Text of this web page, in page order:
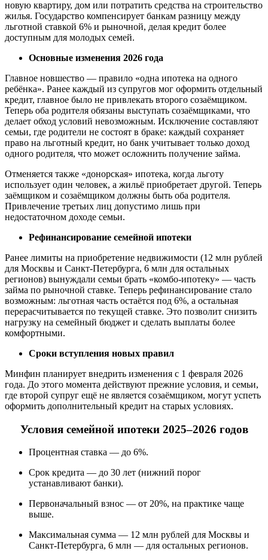
новую квартиру, дом или потратить средства на строительство
жилья. Государство компенсирует банкам разницу между
льготной ставкой 6% и рыночной, делая кредит более
доступным для молодых семей.
Основные изменения 2026 года
Главное новшество — правило «одна ипотека на одного
ребёнка». Ранее каждый из супругов мог оформить отдельный
кредит, главное было не привлекать второго созаёмщиком.
Теперь оба родителя обязаны выступать созаёмщиками, что
делает обход условий невозможным. Исключение составляют
семьи, где родители не состоят в браке: каждый сохраняет
право на льготный кредит, но банк учитывает только доход
одного родителя, что может осложнить получение займа.
Отменяется также «донорская» ипотека, когда льготу
использует один человек, а жильё приобретает другой. Теперь
заёмщиком и созаёмщиком должны быть оба родителя.
Привлечение третьих лиц допустимо лишь при
недостаточном доходе семьи.
Рефинансирование семейной ипотеки
Ранее лимиты на приобретение недвижимости (12 млн рублей
для Москвы и Санкт-Петербурга, 6 млн для остальных
регионов) вынуждали семьи брать «комбо-ипотеку» — часть
займа по рыночной ставке. Теперь рефинансирование стало
возможным: льготная часть остаётся под 6%, а остальная
перерасчитывается по текущей ставке. Это позволит снизить
нагрузку на семейный бюджет и сделать выплаты более
комфортными.
Сроки вступления новых правил
Минфин планирует внедрить изменения с 1 февраля 2026
года. До этого момента действуют прежние условия, и семьи,
где второй супруг ещё не является созаёмщиком, могут успеть
оформить дополнительный кредит на старых условиях.
Условия семейной ипотеки 2025–2026 годов
Процентная ставка — до 6%.
Срок кредита — до 30 лет (нижний порог
устанавливают банки).
Первоначальный взнос — от 20%, на практике чаще
выше.
Максимальная сумма — 12 млн рублей для Москвы и
Санкт-Петербурга, 6 млн — для остальных регионов.